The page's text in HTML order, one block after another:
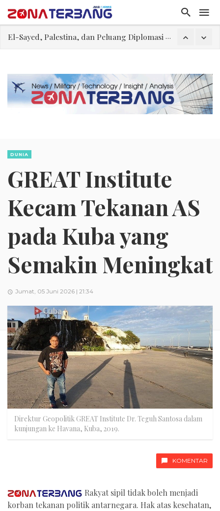
FWK: Presiden dan Masyarakat Perlu Gunakan Bahasa yang Santun
Megaproyek Panas Bumi PT Star Energy Dikeluhkan Warga Lampung Barat, Rumah Rusak hingga Dugaan Pelanggaran Lingkungan
Asal Muasal Ilmu Politik
Gangguan Kontrol Lalin Udara Kacaukan Widwest
DUNIA
GREAT Institute
Kecam Tekanan AS
pada Kuba yang
Semakin Meningkat
Jumat, 05 Juni 2026 | 21:34
Direktur Geopolitik GREAT Institute Dr. Teguh Santosa dalam
kunjungan ke Havana, Kuba, 2019.
KOMENTAR
Rakyat sipil tidak boleh menjadi
korban tekanan politik antarnegara. Hak atas kesehatan,